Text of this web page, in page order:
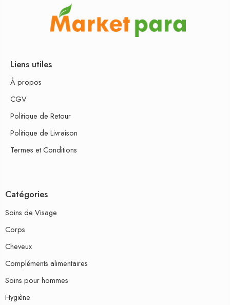
Liens utiles
À propos
CGV
Politique de Retour
Politique de Livraison
Termes et Conditions
Catégories
Soins de Visage
Corps
Cheveux
Compléments alimentaires
Soins pour hommes
Hygiène